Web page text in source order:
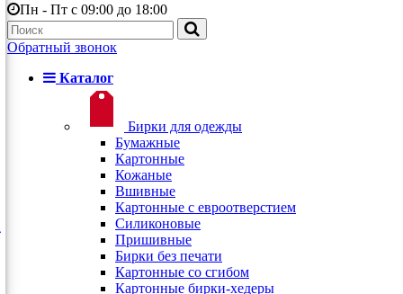
Пн - Пт с 09:00 до 18:00
Обратный звонок
Каталог
Бирки для одежды
Бумажные
Картонные
Кожаные
Вшивные
Картонные с евроотверстием
Силиконовые
Пришивные
Бирки без печати
Картонные со сгибом
Картонные бирки-хедеры